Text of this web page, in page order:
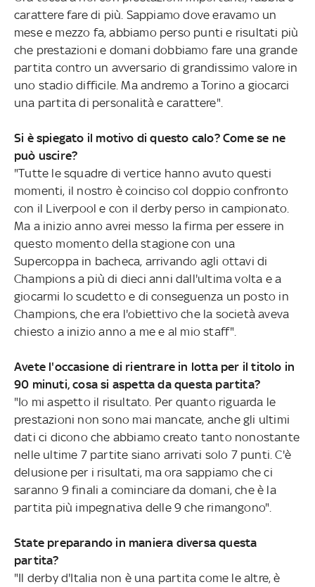
carattere fare di più. Sappiamo dove eravamo un
mese e mezzo fa, abbiamo perso punti e risultati più
che prestazioni e domani dobbiamo fare una grande
partita contro un avversario di grandissimo valore in
uno stadio difficile. Ma andremo a Torino a giocarci
una partita di personalità e carattere".
Si è spiegato il motivo di questo calo? Come se ne
può uscire?
"Tutte le squadre di vertice hanno avuto questi
momenti, il nostro è coinciso col doppio confronto
con il Liverpool e con il derby perso in campionato.
Ma a inizio anno avrei messo la firma per essere in
questo momento della stagione con una
Supercoppa in bacheca, arrivando agli ottavi di
Champions a più di dieci anni dall'ultima volta e a
giocarmi lo scudetto e di conseguenza un posto in
Champions, che era l'obiettivo che la società aveva
chiesto a inizio anno a me e al mio staff".
Avete l'occasione di rientrare in lotta per il titolo in
90 minuti, cosa si aspetta da questa partita?
"Io mi aspetto il risultato. Per quanto riguarda le
prestazioni non sono mai mancate, anche gli ultimi
dati ci dicono che abbiamo creato tanto nonostante
nelle ultime 7 partite siano arrivati solo 7 punti. C'è
delusione per i risultati, ma ora sappiamo che ci
saranno 9 finali a cominciare da domani, che è la
partita più impegnativa delle 9 che rimangono".
State preparando in maniera diversa questa
partita?
"Il derby d'Italia non è una partita come le altre, è